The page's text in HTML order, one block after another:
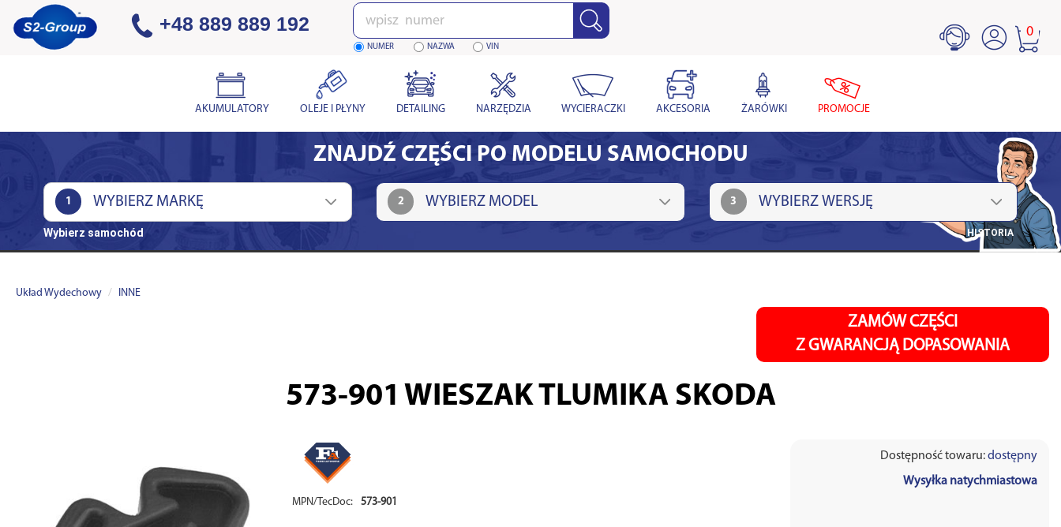
+48 889 889 192 Wpisz
numer
NUMER NAZWA VIN
0
AKUMULATORY OLEJE I PŁYNY DETAILING NARZĘDZIA WYCIERACZKI AKCESORIA ŻARÓWKI PROMOCJE
ZNAJDŹ CZĘŚCI PO MODELU SAMOCHODU
1 2 3
Wybierz samochód HISTORIA
Układ Wydechowy INNE
ZAMÓW CZĘŚCI
Z GWARANCJĄ DOPASOWANIA
573-901 WIESZAK TLUMIKA SKODA
MPN/TecDoc: 573-901
Dostępność towaru:dostępny
Wysyłka natychmiastowa